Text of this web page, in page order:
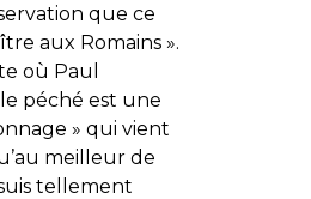
que ce
aux Romains».
où Paul
péché est une
» qui vient
meilleur de
tellement